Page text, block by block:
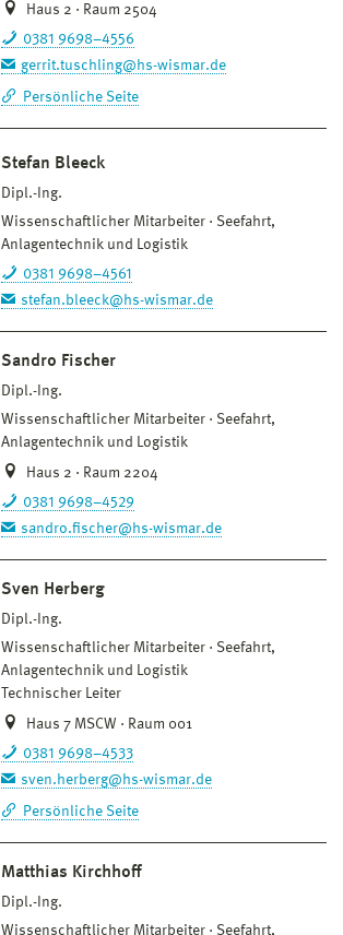
Haus 2 · Raum 2504
0381 9698–4556
gerrit.tuschling@hs-wismar.de
Persönliche Seite
Stefan Bleeck
Dipl.-Ing.
Wissenschaftlicher Mitarbeiter
Seefahrt,
Anlagentechnik und Logistik
0381 9698–4561
stefan.bleeck@hs-wismar.de
Sandro Fischer
Dipl.-Ing.
Wissenschaftlicher Mitarbeiter
Seefahrt,
Anlagentechnik und Logistik
Haus 2 · Raum 2204
0381 9698–4529
sandro.fischer@hs-wismar.de
Sven Herberg
Dipl.-Ing.
Wissenschaftlicher Mitarbeiter
Seefahrt,
Anlagentechnik und Logistik
Technischer Leiter
Haus 7 MSCW · Raum 001
0381 9698–4533
sven.herberg@hs-wismar.de
Persönliche Seite
Matthias Kirchhoff
Dipl.-Ing.
Wissenschaftlicher Mitarbeiter
Seefahrt,